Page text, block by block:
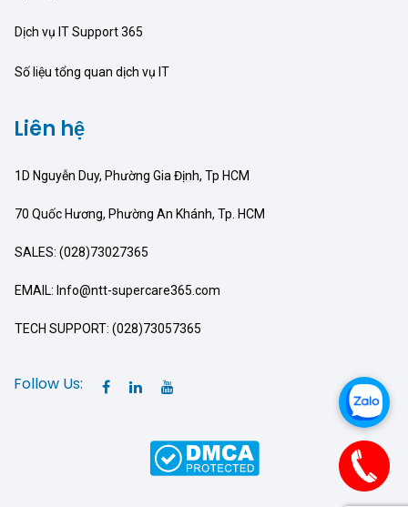
Dịch vụ IT Support 365
Số liệu tổng quan dịch vụ IT
Liên hệ
1D Nguyễn Duy, Phường Gia Định, Tp HCM
70 Quốc Hương, Phường An Khánh, Tp. HCM
SALES: (028)73027365
EMAIL: Info@ntt-supercare365.com
TECH SUPPORT: (028)73057365
Follow Us: